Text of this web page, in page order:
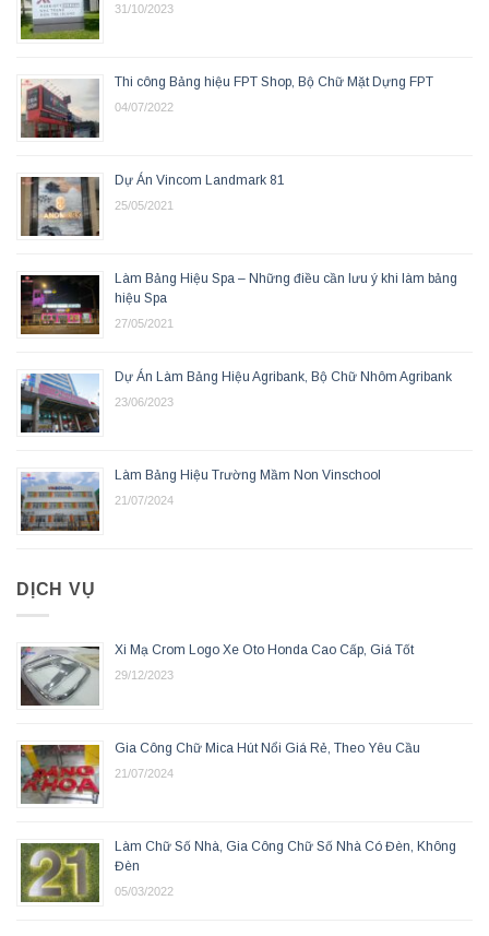
31/10/2023
Thi công Bảng hiệu FPT Shop, Bộ Chữ Mặt Dựng FPT
04/07/2022
Dự Án Vincom Landmark 81
25/05/2021
Làm Bảng Hiệu Spa – Những điều cần lưu ý khi làm bảng
hiệu Spa
27/05/2021
Dự Án Làm Bảng Hiệu Agribank, Bộ Chữ Nhôm Agribank
23/06/2023
Làm Bảng Hiệu Trường Mầm Non Vinschool
21/07/2024
DỊCH VỤ
Xi Mạ Crom Logo Xe Oto Honda Cao Cấp, Giá Tốt
29/12/2023
Gia Công Chữ Mica Hút Nổi Giá Rẻ, Theo Yêu Cầu
21/07/2024
Làm Chữ Số Nhà, Gia Công Chữ Số Nhà Có Đèn, Không
Đèn
05/03/2022